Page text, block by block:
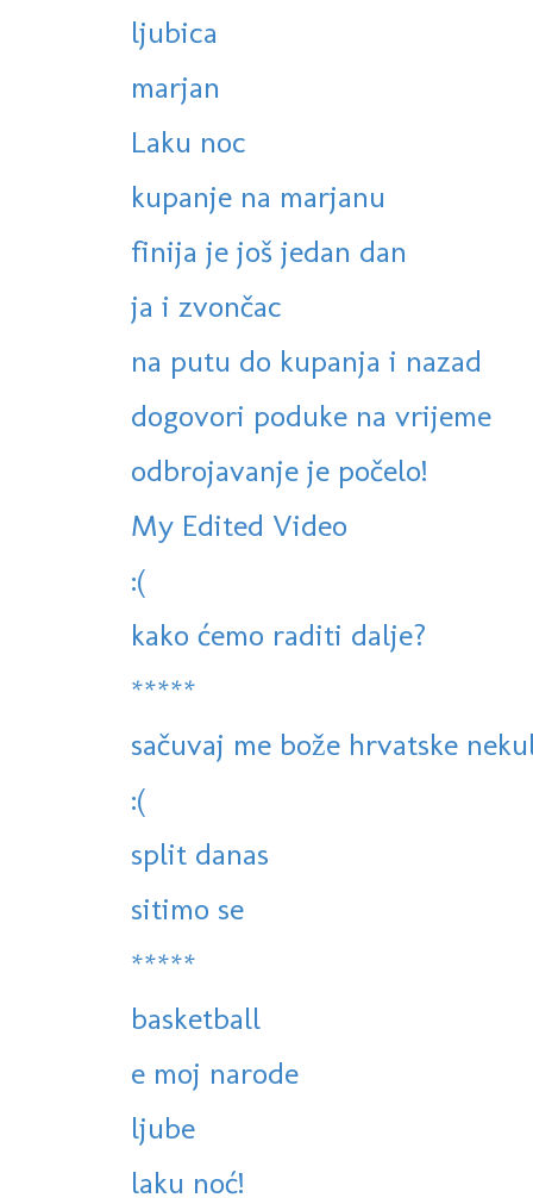
ljubica
marjan
Laku noc
kupanje na marjanu
finija je još jedan dan
ja i zvončac
na putu do kupanja i nazad
dogovori poduke na vrijeme
odbrojavanje je počelo!
My Edited Video
:(
kako ćemo raditi dalje?
*****
sačuvaj me bože hrvatske
:(
split danas
sitimo se
*****
basketball
e moj narode
ljube
laku noć!